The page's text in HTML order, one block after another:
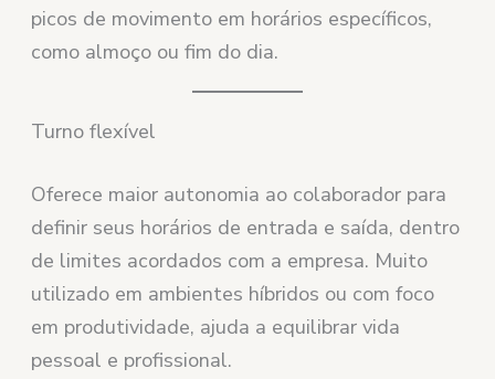
picos de movimento em horários específicos,
como almoço ou fim do dia.
Turno flexível
Oferece maior autonomia ao colaborador para
definir seus horários de entrada e saída, dentro
de limites acordados com a empresa. Muito
utilizado em ambientes híbridos ou com foco
em produtividade, ajuda a equilibrar vida
pessoal e profissional.